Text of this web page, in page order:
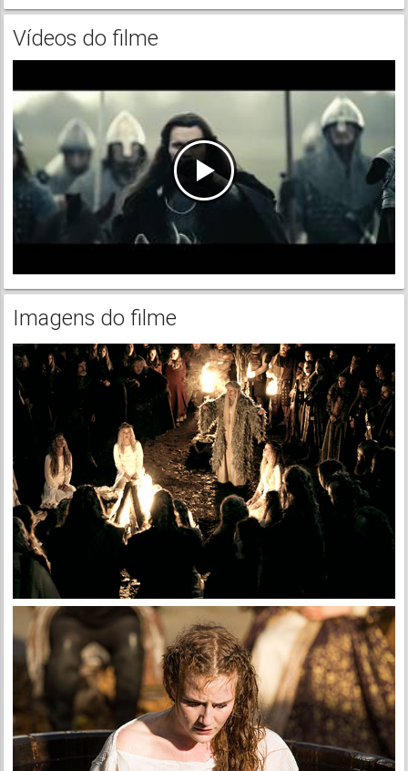
Vídeos do filme
Imagens do filme